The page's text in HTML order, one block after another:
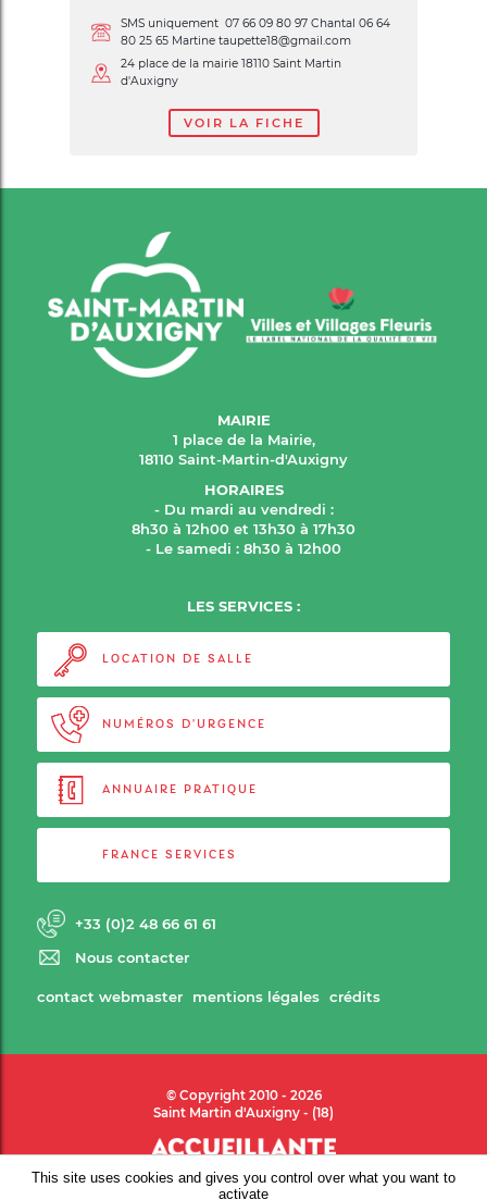
SMS uniquement 07 66 09 80 97 Chantal 06 64
80 25 65 Martine taupette18@gmail.com
24 place de la mairie 18110 Saint Martin
d'Auxigny
VOIR LA FICHE
MAIRIE
1 place de la Mairie,
18110 Saint-Martin-d'Auxigny
HORAIRES
- Du mardi au vendredi :
8h30 à 12h00 et 13h30 à 17h30
- Le samedi : 8h30 à 12h00
LES SERVICES :
LOCATION DE SALLE
NUMÉROS D'URGENCE
ANNUAIRE PRATIQUE
FRANCE SERVICES
+33 (0)2 48 66 61 61
Nous contacter
contact webmaster mentions légales crédits
© Copyright 2010 - 2026
Saint Martin d'Auxigny - (18)
This site uses cookies and gives you control over what you want to
activate